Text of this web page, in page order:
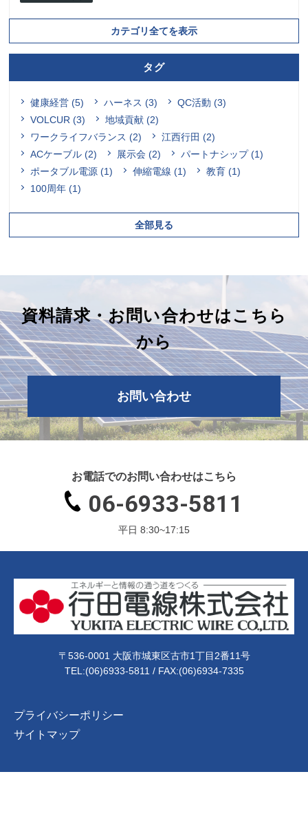
カテゴリ全てを表示
タグ
健康経営 (5) ハーネス (3)
QC活動 (3)
VOLCUR (3)
地域貢献 (2)
ワークライフバランス (2)
江西行田 (2)
ACケーブル (2)
展示会 (2)
パートナシップ (1)
ポータブル電源 (1)
伸縮電線 (1)
教育 (1)
100周年 (1)
全部見る
資料請求・お問い合わせはこちら
から
お問い合わせ
お電話でのお問い合わせはこちら
06-6933-5811
平日 8:30~17:15
〒536-0001 大阪市城東区古市1丁目2番11号
TEL:(06)6933-5811/ FAX:(06)6934-7335
プライバシーポリシー
サイトマップ